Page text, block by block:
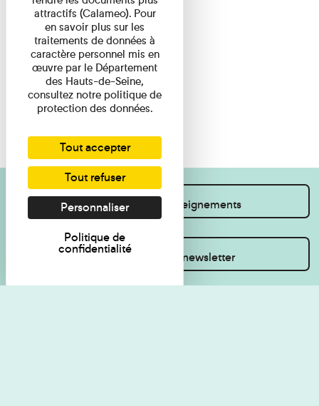
Je souhaite des renseignements
Inscrivez-vous à la newsletter
attractifs (Calameo). Pour
en savoir plus sur les
traitements de données à
caractère personnel mis en
œuvre par le Département
des Hauts-de-Seine,
consultez notre politique de
protection des données.
Tout accepter
Tout refuser
Personnaliser
Politique de
confidentialité